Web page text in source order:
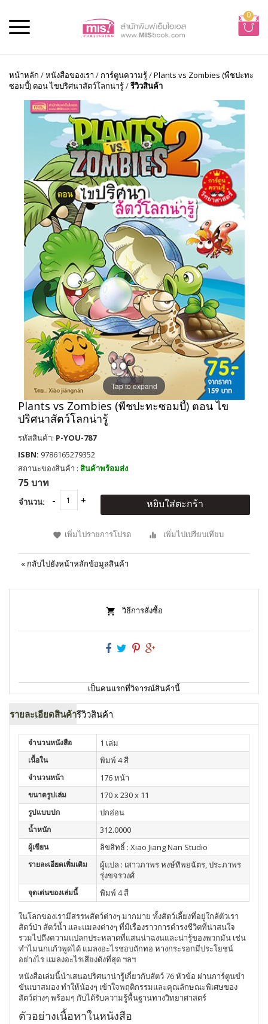
0
หน้าหลัก /หนังสือของเรา / การ์ตูนความรู้/Plants vs Zombies (พืชปะทะ
ซอมบี้) ตอน ไขปริศนาสัตว์โลกน่ารู้/รีวิวสินค้า
Tap to expand
Plants vs Zombies (พืชปะทะซอมบี้) ตอน ไข
ปริศนาสัตว์โลกน่ารู้
รหัสสินค้า: P-YOU-787
ISBN: 9786165279352
สถานะของสินค้า : สินค้าพร้อมส่ง
75 บาท
จำนวน: หยิบใส่ตะกร้า
เพิ่มไปรายการโปรด เพิ่มไปเปรียบเทียบ
« กลับไปยังหน้าหลักข้อมูลสินค้า
วิธีการสั่งซื้อ
เป็นคนแรกที่วิจารณ์สินค้านี้
รายละเอียดสินค้ารีวิวสินค้า
จำนวนหนังสือ 1 เล่ม
เนื้อใน พิมพ์ 4 สี
จำนวนหน้า 176 หน้า
ขนาดรูปเล่ม 170 x 230 x 11
รูปแบบปก ปกอ่อน
น้ำหนัก 312.0000
ผู้เขียน ลิขสิทธิ์ : Xiao Jiang Nan Studio
รายละเอียดเพิ่มเติม
ผู้แปล : เสาวภาพร หงษ์ทิพยฉัตร, ประภาพร
รุ่งขจรวงศ์
จุดเด่นของเล่มนี้ พิมพ์ 4 สี
ในโลกของเรามีสรรพสัตว์ต่างๆ มากมาย ทั้งสัตว์เลี้ยงที่อยู่ใกล้ตัวเรา
สัตว์ป่า สัตว์น้ำ และแมลงต่างๆ ที่มีเรื่องราวการดำรงชีวิตที่น่าสนใจ
รวมไปถึงความแปลกประหลาดที่แสนน่าฉงนและน่ารู้ของพวกมัน เช่น
ทำไมนกแก้วพูดได้ แมลงอะไรชอบถักทอ หางกระรอกมีประโยชน์
อย่างไร แมลงอะไรเสียงดังที่สุด ฯลฯ
หนังสือเล่มนี้นำเสนอปริศนาน่ารู้เกี่ยวกับสัตว์ 76 หัวข้อ ผ่านการ์ตูนขำ
ขันเบาสมอง ทำให้น้องๆ เข้าใจพฤติกรรมและคุณลักษณะพิเศษของ
สัตว์ต่างๆ พร้อมๆ กับได้รับความรู้พื้นฐานทางวิทยาศาสตร์
ตัวอย่างเนื้อหาในหนังสือ